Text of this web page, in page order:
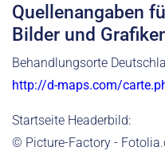
Quellenangaben
Bilder und
Behandlungsorte
http://d-maps.com/
Startseite Headerbild:
© Picture-Factory -